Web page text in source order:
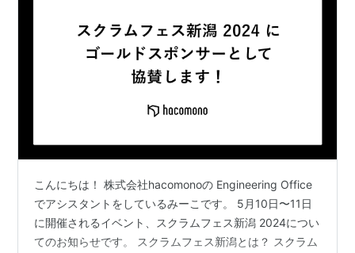
こんにちは！ 株式会社hacomonoの Engineering Office
でアシスタントをしているみーこです。 5月10日〜11日
に開催されるイベント、スクラムフェス新潟 2024につい
てのお知らせです。 スクラムフェス新潟とは？ スクラム